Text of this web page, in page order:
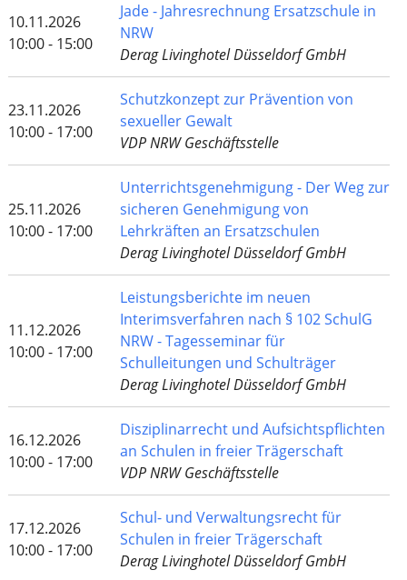
10.11.2026
10:00 - 15:00
Jade - Jahresrechnung Ersatzschule in
NRW
Derag Livinghotel Düsseldorf GmbH
23.11.2026
10:00 - 17:00
Schutzkonzept zur Prävention von
sexueller Gewalt
VDP NRW Geschäftsstelle
25.11.2026
10:00 - 17:00
Unterrichtsgenehmigung - Der Weg zur
sicheren Genehmigung von
Lehrkräften an Ersatzschulen
Derag Livinghotel Düsseldorf GmbH
11.12.2026
10:00 - 17:00
Leistungsberichte im neuen
Interimsverfahren nach § 102 SchulG
NRW - Tagesseminar für
Schulleitungen und Schulträger
Derag Livinghotel Düsseldorf GmbH
16.12.2026
10:00 - 17:00
Disziplinarrecht und Aufsichtspflichten
an Schulen in freier Trägerschaft
VDP NRW Geschäftsstelle
17.12.2026
10:00 - 17:00
Schul- und Verwaltungsrecht für
Schulen in freier Trägerschaft
Derag Livinghotel Düsseldorf GmbH